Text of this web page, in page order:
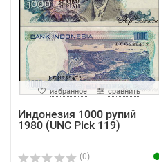
избранное сравнить
Индонезия 1000 рупий
1980 (UNC Pick 119)
(0)